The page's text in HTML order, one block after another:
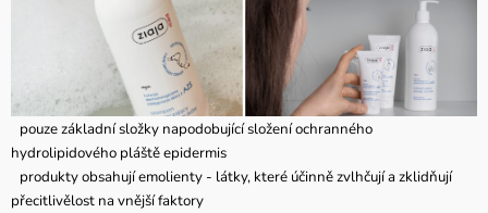
pouze základní složky napodobující složení ochranného
hydrolipidového pláště epidermis
produkty obsahují emolienty - látky, které účinně zvlhčují a zklidňují
přecitlivělost na vnější faktory